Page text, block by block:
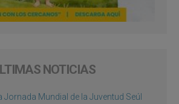
NOTICIAS
Jornada Mundial de la Juventud Seúl